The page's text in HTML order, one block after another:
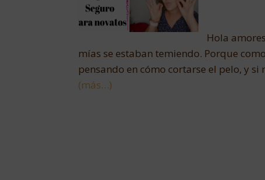
Hola
mías se estaban temiendo. Porque
pensando en cómo cortarse el pelo, y si
(más…)